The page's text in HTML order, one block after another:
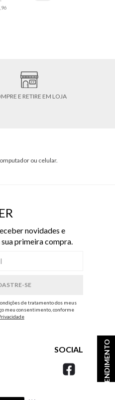
ATENDIMENTO
96
E RETIRE EM LOJA
ou celular.
novidades e
primeira compra.
de tratamento dos meus
meu consentimento, conforme
SOCIAL